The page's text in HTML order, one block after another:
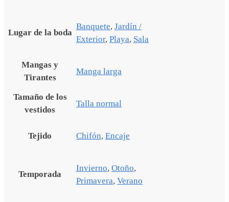
Lugar de la boda
Banquete, Jardín /
Exterior, Playa, Sala
Mangas y
Tirantes
Manga larga
Tamaño de los
vestidos
Talla normal
Tejido Chifón, Encaje
Temporada
Invierno, Otoño,
Primavera, Verano